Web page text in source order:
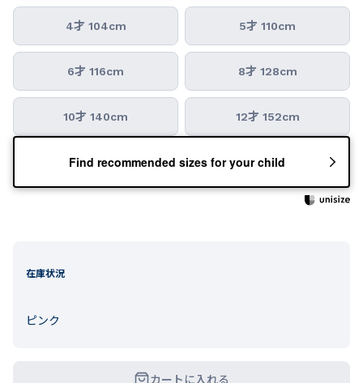
4才 104cm 5才 110cm
6才 116cm 8才 128cm
10才 140cm 12才 152cm
Find recommended sizes for your child
在庫状況
ピンク
カートに入れる